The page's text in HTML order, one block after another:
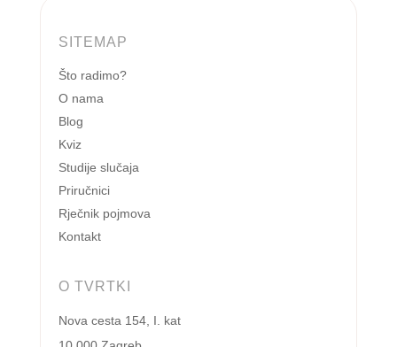
SITEMAP
Što radimo?
O nama
Blog
Kviz
Studije slučaja
Priručnici
Rječnik pojmova
Kontakt
O TVRTKI
Nova cesta 154, I. kat